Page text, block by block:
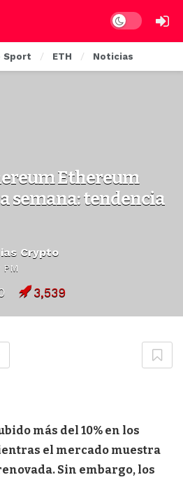
Dark mode
Sport ETH Noticias
Ethereum
semana: tendencia
Crypto
3,539
más del 10% en los
el mercado muestra
Sin embargo, los